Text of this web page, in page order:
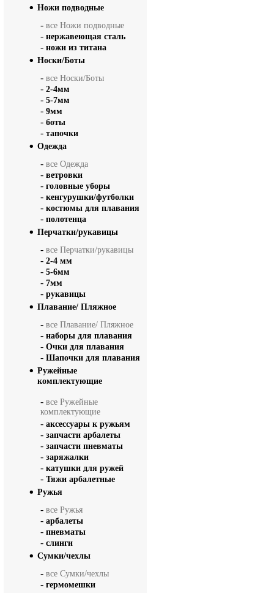
Ножи подводные
- все Ножи подводные
- нержавеющая сталь
- ножи из титана
Носки/Боты
- все Носки/Боты
- 2-4мм
- 5-7мм
- 9мм
- боты
- тапочки
Одежда
- все Одежда
- ветровки
- головные уборы
- кенгурушки/футболки
- костюмы для плавания
- полотенца
Перчатки/рукавицы
- все Перчатки/рукавицы
- 2-4 мм
- 5-6мм
- 7мм
- рукавицы
Плавание/ Пляжное
- все Плавание/ Пляжное
- наборы для плавания
- Очки для плавания
- Шапочки для плавания
Ружейные
комплектующие
- все Ружейные
комплектующие
- аксессуары к ружьям
- запчасти арбалеты
- запчасти пневматы
- заряжалки
- катушки для ружей
- Тяжи арбалетные
Ружья
- все Ружья
- арбалеты
- пневматы
- слинги
Сумки/чехлы
- все Сумки/чехлы
- гермомешки